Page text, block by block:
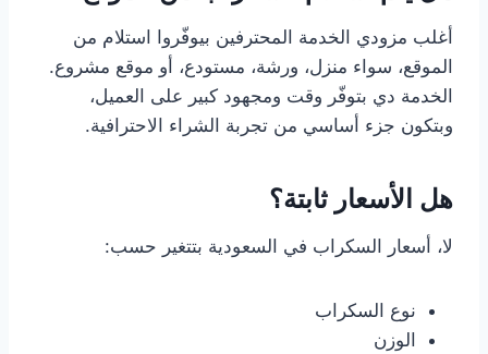
أغلب مزودي الخدمة المحترفين بيوفّروا استلام من
الموقع، سواء منزل، ورشة، مستودع، أو موقع مشروع.
الخدمة دي بتوفّر وقت ومجهود كبير على العميل،
وبتكون جزء أساسي من تجربة الشراء الاحترافية.
هل الأسعار ثابتة؟
لا، أسعار السكراب في السعودية بتتغير حسب:
نوع السكراب
الوزن